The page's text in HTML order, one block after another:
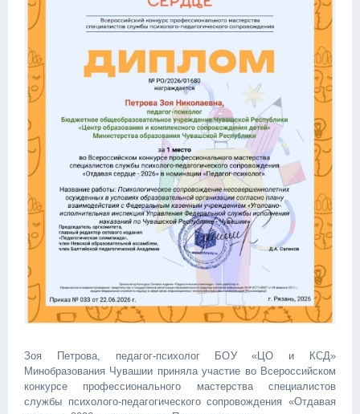
Зоя Петрова, педагог-психолог БОУ «ЦО и КСД»
Минобразования Чувашии приняла участие во Всероссийском
конкурсе профессионального мастерства специалистов
службы психолого-педагогического сопровождения «Отдавая